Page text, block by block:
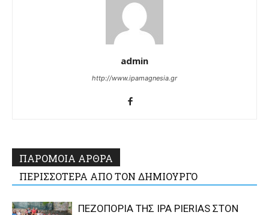
admin
http://www.ipamagnesia.gr
ΠΑΡΟΜΟΙΑ ΑΡΘΡΑ
ΠΕΡΙΣΣΟΤΕΡΑ ΑΠΟ ΤΟΝ ΔΗΜΙΟΥΡΓΟ
ΠΕΖΟΠΟΡΙΑ ΤΗΣ IPA PIERIAS ΣΤΟΝ